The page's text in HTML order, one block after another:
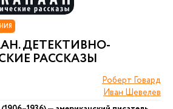
ДЕТЕКТИВНО-
РАССКАЗЫ
Роберт Говард
Иван Шевелев